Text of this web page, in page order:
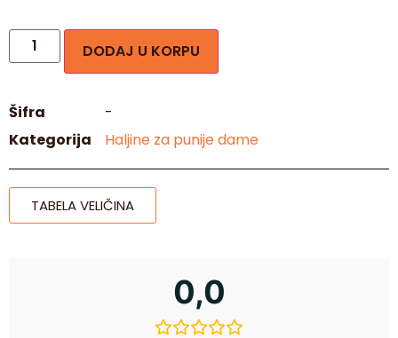
DODAJ U KORPU
Šifra
-
Kategorija
Haljine za punije dame
TABELA VELIČINA
0,0